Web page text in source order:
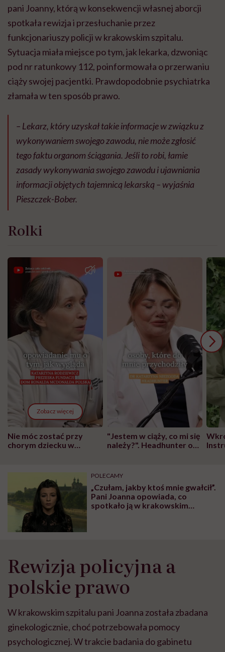
pani Joanny, którą w konsekwencji własnej aborcji
spotkała rewizja i przesłuchanie przez
funkcjonariuszy policji w krakowskim szpitalu.
Sytuacja miała miejsce po tym, jak lekarka, dzwoniąc
pod nr ratunkowy 112, poinformowała o przerwaniu
ciąży swojej pacjentki. Prawdopodobnie psychiatrka
złamała w ten sposób prawo.
– Lekarz, który uzyskał takie informacje w związku z
wykonywaniem swojego zawodu, nie może zgłosić
tego faktu organom ściągania. Jeśli to robi, łamie
zasady wykonywania swojego zawodu i ujawniania
informacji objętych tajemnicą lekarską – wyjaśnia
Pieszczek-Bober.
Rolki
Zobacz więcej
Nie móc zostać przy
chorym dziecku w
głupota i brak
wyobraźni"
"Jestem w ciąży, co mi się
należy?". Headhunter o
pracy
POLECAMY
„Czułam, jakby ktoś mnie gwałcił”.
Pani Joanna opowiada, co
spotkało ją w krakowskim
Rewizja policyjna a
polskie prawo
W krakowskim szpitalu pani Joanna została zbadana
ginekologicznie, choć potrzebowała pomocy
psychologicznej. W trakcie badania do gabinetu